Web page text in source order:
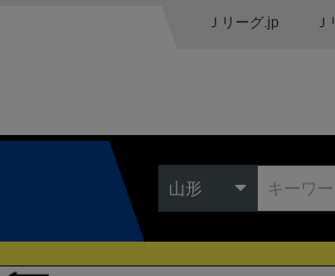
Ｊリーグ.jp
山形